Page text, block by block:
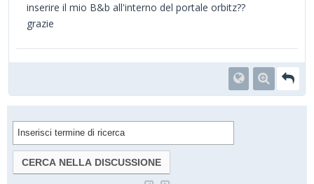
inserire il mio B&b all'interno del portale orbitz??
grazie